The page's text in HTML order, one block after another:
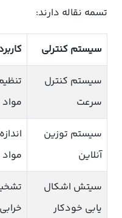
تسمه نقاله دارند:
سیستم کنترلی
سیستم کنترل
سرعت
مواد
سیستم توزین
آنلاین
سیتش اشکال
یابی خودکار